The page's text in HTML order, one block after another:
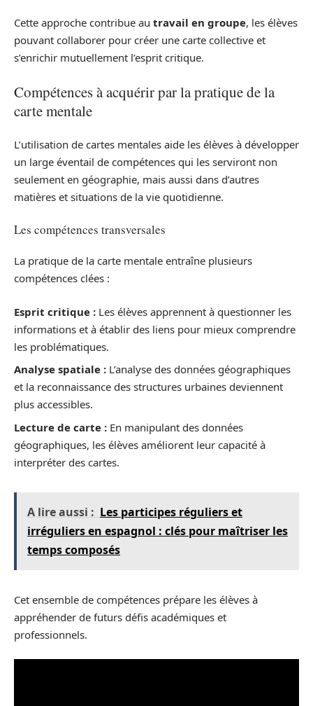
Cette approche contribue au travail en groupe, les élèves
pouvant collaborer pour créer une carte collective et
s’enrichir mutuellement l’esprit critique.
Compétences à acquérir par la pratique de la
carte mentale
L’utilisation de cartes mentales aide les élèves à développer
un large éventail de compétences qui les serviront non
seulement en géographie, mais aussi dans d’autres
matières et situations de la vie quotidienne.
Les compétences transversales
La pratique de la carte mentale entraîne plusieurs
compétences clées :
Esprit critique : Les élèves apprennent à questionner les
informations et à établir des liens pour mieux comprendre
les problématiques.
Analyse spatiale : L’analyse des données géographiques
et la reconnaissance des structures urbaines deviennent
plus accessibles.
Lecture de carte : En manipulant des données
géographiques, les élèves améliorent leur capacité à
interpréter des cartes.
A lire aussi : Les participes réguliers et
irréguliers en espagnol : clés pour maîtriser les
temps composés
Cet ensemble de compétences prépare les élèves à
appréhender de futurs défis académiques et
professionnels.